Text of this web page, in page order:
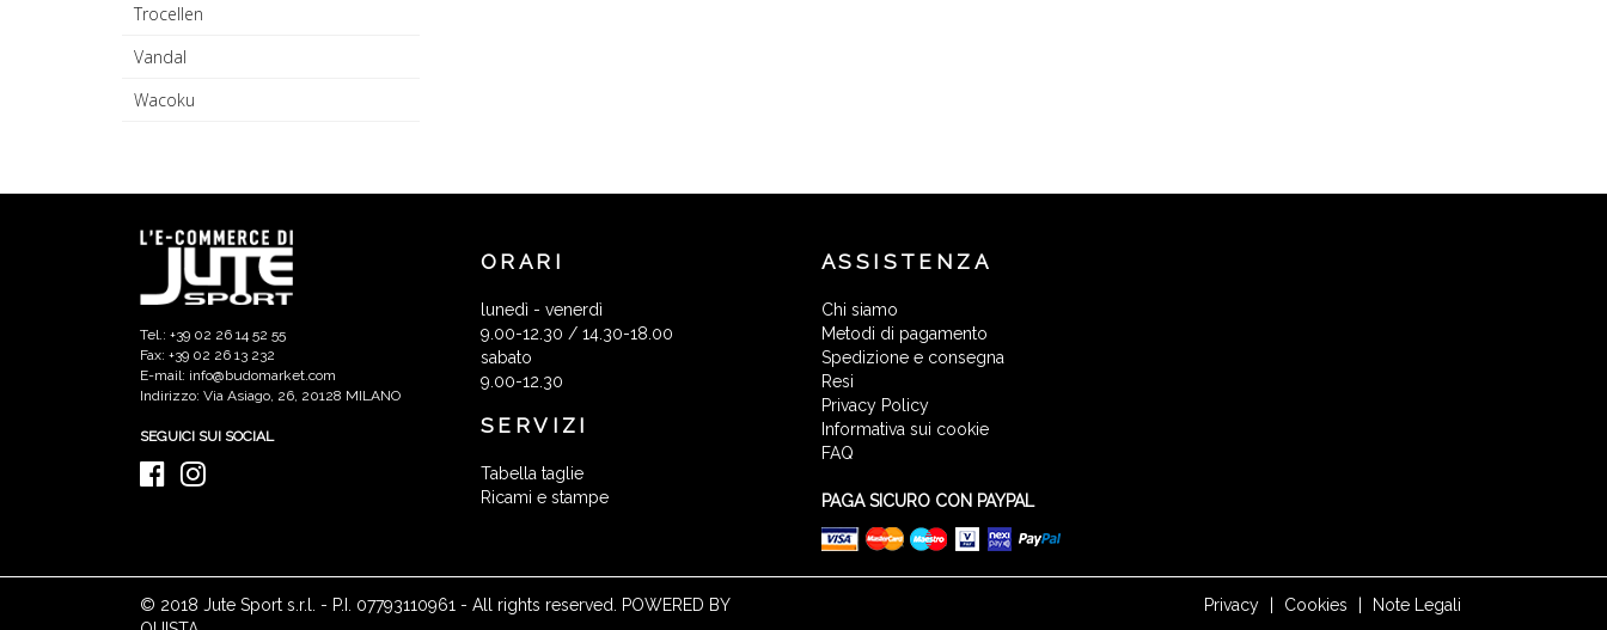
Trocellen
Vandal
Wacoku
Tel.: +39 02 26 14 52 55
Fax: +39 02 26 13 232
E-mail: info@budomarket.com
Indirizzo: Via Asiago, 26, 20128 MILANO
SEGUICI SUI SOCIAL
ORARI
lunedì - venerdì
9.00-12.30 / 14.30-18.00
sabato
9.00-12.30
SERVIZI
Tabella taglie
Ricami e stampe
ASSISTENZA
Chi siamo
Metodi di pagamento
Spedizione e consegna
Resi
Privacy Policy
Informativa sui cookie
FAQ
PAGA SICURO CON PAYPAL
© 2018 Jute Sport s.r.l. - P.I. 07793110961 - All rights reserved. POWERED BY
Privacy Cookies Note Legali